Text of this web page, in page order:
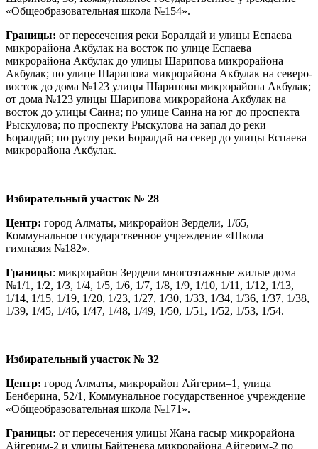
«Общеобразовательная школа №154».
Границы: от пересечения реки Боралдай и улицы Еспаева
микрорайона Акбулак на восток по улице Еспаева
микрорайона Акбулак до улицы Шарипова микрорайона
Акбулак; по улице Шарипова микрорайона Акбулак на северо-
восток до дома №123 улицы Шарипова микрорайона Акбулак;
от дома №123 улицы Шарипова микрорайона Акбулак на
восток до улицы Саина; по улице Саина на юг до проспекта
Рыскулова; по проспекту Рыскулова на запад до реки
Боралдай; по руслу реки Боралдай на север до улицы Еспаева
микрорайона Акбулак.
Избирательный участок № 28
Центр: город Алматы, микрорайон Зердели, 1/65,
Коммунальное государственное учреждение «Школа–
гимназия №182».
Границы: микрорайон Зердели многоэтажные жилые дома
№1/1, 1/2, 1/3, 1/4, 1/5, 1/6, 1/7, 1/8, 1/9, 1/10, 1/11, 1/12, 1/13,
1/14, 1/15, 1/19, 1/20, 1/23, 1/27, 1/30, 1/33, 1/34, 1/36, 1/37, 1/38,
1/39, 1/45, 1/46, 1/47, 1/48, 1/49, 1/50, 1/51, 1/52, 1/53, 1/54.
Избирательный участок № 32
Центр: город Алматы, микрорайон Айгерим–1, улица
Бенберина, 52/1, Коммунальное государственное учреждение
«Общеобразовательная школа №171».
Границы: от пересечения улицы Жана гасыр микрорайона
Айгерим-2 и улицы Байтенева микрорайона Айгерим-2 по